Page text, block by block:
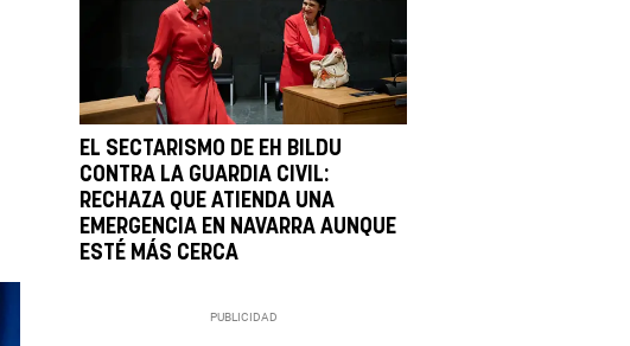
EL SECTARISMO DE EH BILDU
CONTRA LA GUARDIA CIVIL:
RECHAZA QUE ATIENDA UNA
EMERGENCIA EN NAVARRA AUNQUE
ESTÉ MÁS CERCA